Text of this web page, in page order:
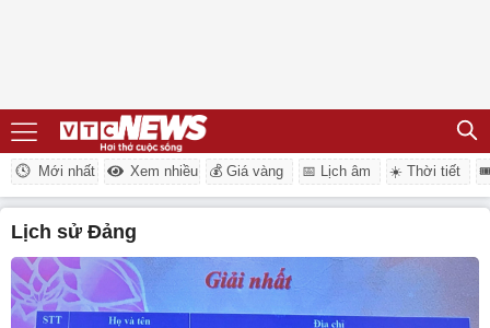
Mới nhất Xem nhiều 💰 Giá vàng 📅 Lịch âm ☀️ Thời tiết
lịch sử Đảng